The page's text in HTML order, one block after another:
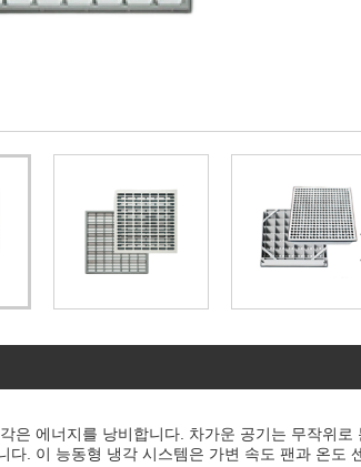
은 에너지를 낭비합니다. 차가운 공기는 무작위
다. 이 능동형 냉각 시스템은 가변 속도 팬과 온도